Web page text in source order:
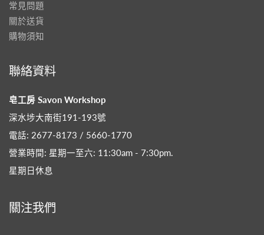
常見問題
關於送貨
購物須知
聯絡資料
皂工房 Savon Workshop
深水埗大南街191-193號
電話: 2677-8173 / 5660-1770
營業時間: 星期一至六: 11:30am - 7:30pm​.
星期日休息
關注我們